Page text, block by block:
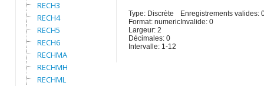
RECH3
RECH4
RECH5
RECH6
RECHMA
RECHMH
RECHML
Type: Discrète
Format: numeric
Largeur: 2
Décimales: 0
Intervalle: 1-12
Enregistrements valides:
Invalide: 0